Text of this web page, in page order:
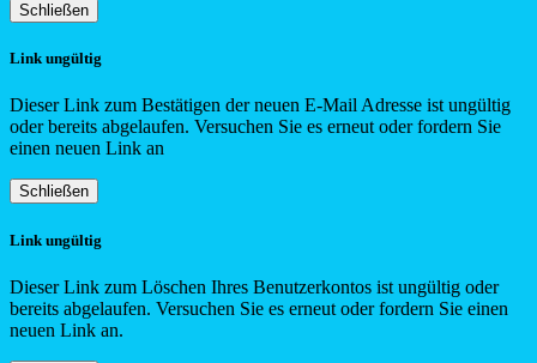
Schließen
Link ungültig
Dieser Link zum Bestätigen der neuen E-Mail Adresse ist ungültig
oder bereits abgelaufen. Versuchen Sie es erneut oder fordern Sie
einen neuen Link an
Schließen
Link ungültig
Dieser Link zum Löschen Ihres Benutzerkontos ist ungültig oder
bereits abgelaufen. Versuchen Sie es erneut oder fordern Sie einen
neuen Link an.